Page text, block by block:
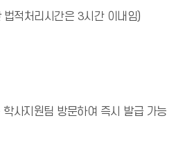
적처리시간은 3시간 이내임)
학사지원팀 방문하여 즉시 발급 가능